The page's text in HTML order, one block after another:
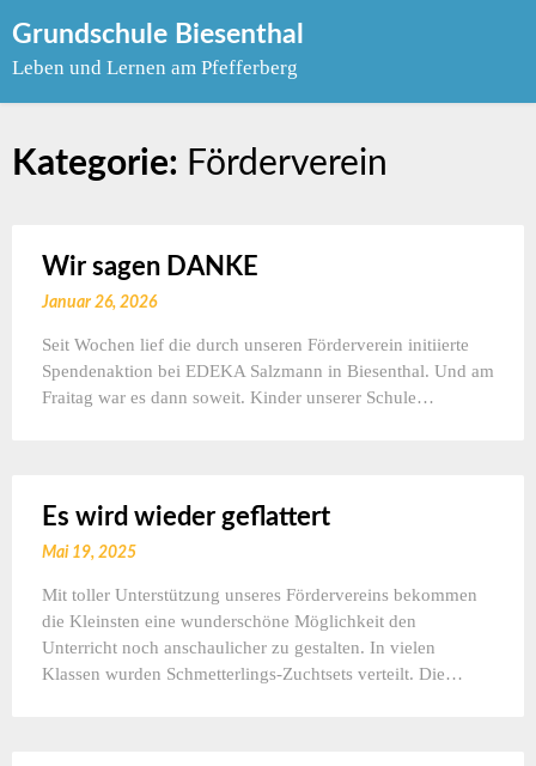
to
Grundschule Biesenthal
Leben und Lernen am Pfefferberg
Kategorie: Förderverein
Wir sagen DANKE
Januar 26, 2026
Seit Wochen lief die durch unseren Förderverein initiierte
Spendenaktion bei EDEKA Salzmann in Biesenthal. Und am
Fraitag war es dann soweit. Kinder unserer Schule…
Es wird wieder geflattert
Mai 19, 2025
Mit toller Unterstützung unseres Fördervereins bekommen
die Kleinsten eine wunderschöne Möglichkeit den
Unterricht noch anschaulicher zu gestalten. In vielen
Klassen wurden Schmetterlings-Zuchtsets verteilt. Die…